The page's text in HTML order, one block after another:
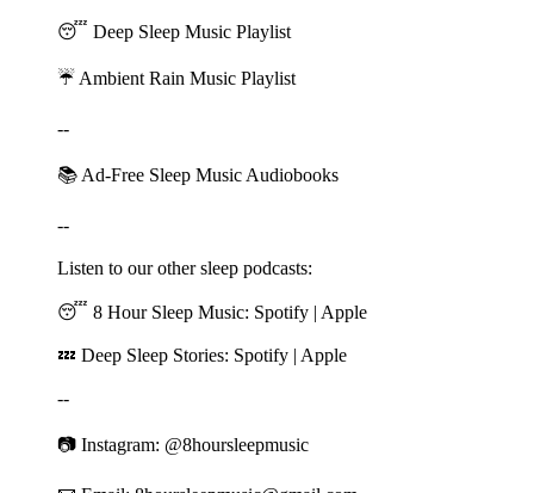
😴 ⁠⁠⁠⁠⁠⁠⁠⁠⁠⁠⁠⁠⁠⁠⁠⁠⁠⁠⁠⁠⁠⁠⁠⁠⁠⁠⁠⁠⁠⁠⁠⁠⁠⁠⁠⁠⁠⁠⁠⁠⁠⁠⁠⁠⁠⁠⁠⁠⁠⁠⁠⁠⁠⁠⁠⁠⁠⁠⁠⁠⁠⁠⁠⁠⁠⁠⁠⁠⁠⁠⁠⁠⁠⁠⁠⁠⁠⁠⁠⁠⁠⁠⁠⁠⁠⁠⁠⁠⁠⁠⁠⁠⁠⁠⁠⁠⁠⁠⁠⁠⁠⁠⁠⁠⁠⁠⁠⁠⁠⁠⁠⁠⁠⁠⁠⁠⁠⁠⁠Deep Sleep Music Playlist⁠⁠⁠⁠⁠⁠⁠⁠⁠⁠⁠⁠⁠⁠⁠⁠⁠⁠⁠⁠⁠⁠⁠⁠⁠⁠⁠⁠⁠⁠⁠⁠⁠⁠⁠⁠⁠⁠⁠⁠⁠⁠⁠⁠⁠⁠⁠⁠⁠⁠⁠⁠⁠⁠⁠⁠⁠⁠⁠⁠⁠⁠⁠⁠⁠⁠⁠⁠⁠⁠⁠⁠⁠⁠⁠⁠⁠⁠⁠⁠⁠⁠⁠⁠⁠⁠⁠⁠⁠⁠⁠⁠⁠⁠⁠⁠⁠⁠⁠⁠⁠⁠⁠⁠⁠⁠⁠⁠⁠⁠⁠⁠⁠⁠⁠⁠⁠⁠⁠
☔ ⁠⁠⁠⁠⁠⁠⁠⁠⁠⁠⁠⁠⁠⁠⁠⁠⁠⁠⁠⁠⁠⁠⁠⁠⁠⁠⁠⁠⁠⁠⁠⁠⁠⁠⁠⁠⁠⁠⁠⁠⁠⁠⁠⁠⁠⁠⁠⁠⁠⁠⁠⁠⁠⁠⁠⁠⁠⁠⁠⁠⁠⁠⁠⁠⁠⁠⁠⁠⁠⁠⁠⁠⁠⁠⁠⁠⁠⁠⁠⁠⁠⁠⁠⁠⁠⁠⁠⁠⁠⁠⁠⁠⁠⁠⁠⁠⁠⁠⁠⁠⁠⁠⁠⁠⁠⁠⁠⁠⁠⁠⁠⁠⁠⁠⁠⁠⁠⁠⁠Ambient Rain Music Playlist⁠⁠⁠⁠⁠⁠⁠⁠⁠⁠⁠⁠⁠⁠⁠⁠⁠⁠⁠⁠⁠⁠⁠⁠⁠⁠⁠⁠⁠⁠⁠⁠⁠⁠⁠⁠⁠⁠⁠⁠⁠⁠⁠⁠⁠⁠⁠⁠⁠⁠⁠⁠⁠⁠⁠⁠⁠⁠⁠⁠⁠⁠⁠⁠⁠⁠⁠⁠⁠⁠⁠⁠⁠⁠⁠⁠⁠⁠⁠⁠⁠⁠⁠⁠⁠⁠⁠⁠⁠⁠⁠⁠⁠⁠⁠⁠⁠⁠⁠⁠⁠⁠⁠⁠⁠⁠⁠⁠⁠⁠⁠⁠⁠⁠⁠⁠⁠⁠⁠
--
📚 ⁠⁠⁠⁠⁠⁠⁠⁠⁠⁠⁠⁠⁠⁠⁠⁠⁠⁠⁠⁠⁠⁠⁠⁠⁠Ad-Free Sleep Music Audiobooks⁠⁠⁠⁠⁠⁠⁠⁠⁠⁠⁠⁠⁠⁠⁠⁠⁠⁠⁠⁠⁠⁠⁠
--
Listen to our other sleep podcasts:
😴 8 Hour Sleep Music: ⁠⁠⁠⁠⁠⁠⁠⁠⁠⁠⁠⁠⁠⁠⁠⁠⁠⁠⁠⁠⁠⁠⁠⁠⁠⁠⁠⁠⁠⁠⁠⁠⁠⁠⁠⁠⁠⁠⁠⁠⁠⁠⁠⁠⁠⁠⁠⁠⁠⁠⁠⁠⁠⁠⁠⁠⁠⁠⁠⁠⁠⁠⁠⁠⁠⁠⁠⁠⁠⁠⁠⁠⁠⁠⁠⁠⁠⁠⁠⁠⁠⁠⁠⁠⁠⁠⁠⁠⁠⁠⁠⁠⁠⁠⁠⁠⁠⁠⁠⁠⁠⁠⁠⁠⁠⁠⁠⁠⁠⁠⁠⁠⁠⁠⁠⁠⁠⁠⁠⁠⁠⁠⁠⁠⁠⁠⁠⁠⁠Spotify⁠⁠⁠⁠⁠⁠⁠⁠⁠⁠⁠⁠⁠⁠⁠⁠⁠⁠⁠⁠⁠⁠⁠⁠⁠⁠⁠⁠⁠⁠⁠⁠⁠⁠⁠⁠⁠⁠⁠⁠⁠⁠⁠⁠⁠⁠⁠⁠⁠⁠⁠⁠⁠⁠⁠⁠⁠⁠⁠⁠⁠⁠⁠⁠⁠⁠⁠⁠⁠⁠⁠⁠⁠⁠⁠⁠⁠⁠⁠⁠⁠⁠⁠⁠⁠⁠⁠⁠⁠⁠⁠⁠⁠⁠⁠⁠⁠⁠⁠⁠⁠⁠⁠⁠⁠⁠⁠⁠⁠⁠⁠⁠⁠⁠⁠⁠⁠⁠⁠⁠⁠⁠⁠⁠⁠⁠⁠⁠⁠ | ⁠⁠⁠⁠⁠⁠⁠⁠⁠⁠⁠⁠⁠⁠⁠⁠⁠⁠⁠⁠⁠⁠⁠⁠⁠⁠⁠⁠⁠⁠⁠⁠⁠⁠⁠⁠⁠⁠⁠⁠⁠⁠⁠⁠⁠⁠⁠⁠⁠⁠⁠⁠⁠⁠⁠⁠⁠⁠⁠⁠⁠⁠⁠⁠⁠⁠⁠⁠⁠⁠⁠⁠⁠⁠⁠⁠⁠⁠⁠⁠⁠⁠⁠⁠⁠⁠⁠⁠⁠⁠⁠⁠⁠⁠⁠⁠⁠⁠⁠⁠⁠⁠⁠⁠⁠⁠⁠⁠⁠⁠⁠⁠⁠⁠⁠⁠⁠⁠⁠⁠⁠⁠⁠⁠⁠⁠⁠⁠⁠Apple⁠⁠⁠⁠⁠⁠⁠⁠⁠⁠⁠⁠⁠⁠⁠⁠⁠⁠⁠⁠⁠⁠⁠⁠⁠⁠⁠⁠⁠⁠⁠⁠⁠⁠⁠⁠⁠⁠⁠⁠⁠⁠⁠⁠⁠⁠⁠⁠⁠⁠⁠⁠⁠⁠⁠⁠⁠⁠⁠⁠⁠⁠⁠⁠⁠⁠⁠⁠⁠⁠⁠⁠⁠⁠⁠⁠⁠⁠⁠⁠⁠⁠⁠⁠⁠⁠⁠⁠⁠⁠⁠⁠⁠⁠⁠⁠⁠⁠⁠⁠⁠⁠⁠⁠⁠⁠⁠⁠⁠⁠⁠⁠⁠⁠⁠⁠⁠⁠⁠⁠⁠⁠⁠
💤 Deep Sleep Stories: ⁠⁠⁠⁠⁠⁠⁠⁠⁠⁠⁠⁠⁠⁠⁠⁠⁠⁠⁠⁠⁠⁠⁠⁠⁠⁠⁠⁠⁠⁠⁠⁠⁠⁠⁠⁠⁠⁠⁠⁠⁠⁠⁠⁠⁠⁠⁠⁠⁠⁠⁠⁠⁠⁠⁠⁠⁠⁠⁠⁠⁠⁠⁠⁠⁠⁠⁠⁠⁠⁠⁠⁠⁠⁠⁠⁠⁠⁠⁠⁠⁠⁠⁠⁠⁠⁠⁠⁠⁠⁠⁠⁠⁠⁠⁠⁠⁠⁠⁠⁠⁠⁠⁠⁠⁠⁠⁠⁠⁠⁠⁠⁠⁠⁠⁠⁠⁠⁠⁠⁠⁠⁠⁠⁠⁠⁠⁠⁠⁠Spotify⁠⁠⁠⁠⁠⁠⁠⁠⁠⁠⁠⁠⁠⁠⁠⁠⁠⁠⁠⁠⁠⁠⁠⁠⁠⁠⁠⁠⁠⁠⁠⁠⁠⁠⁠⁠⁠⁠⁠⁠⁠⁠⁠⁠⁠⁠⁠⁠⁠⁠⁠⁠⁠⁠⁠⁠⁠⁠⁠⁠⁠⁠⁠⁠⁠⁠⁠⁠⁠⁠⁠⁠⁠⁠⁠⁠⁠⁠⁠⁠⁠⁠⁠⁠⁠⁠⁠⁠⁠⁠⁠⁠⁠⁠⁠⁠⁠⁠⁠⁠⁠⁠⁠⁠⁠⁠⁠⁠⁠⁠⁠⁠⁠⁠⁠⁠⁠⁠⁠⁠⁠⁠⁠⁠⁠⁠⁠⁠⁠ | ⁠⁠⁠⁠⁠⁠⁠⁠⁠⁠⁠⁠⁠⁠⁠⁠⁠⁠⁠⁠⁠⁠⁠⁠⁠⁠⁠⁠⁠⁠⁠⁠⁠⁠⁠⁠⁠⁠⁠⁠⁠⁠⁠⁠⁠⁠⁠⁠⁠⁠⁠⁠⁠⁠⁠⁠⁠⁠⁠⁠⁠⁠⁠⁠⁠⁠⁠⁠⁠⁠⁠⁠⁠⁠⁠⁠⁠⁠⁠⁠⁠⁠⁠⁠⁠⁠⁠⁠⁠⁠⁠⁠⁠⁠⁠⁠⁠⁠⁠⁠⁠⁠⁠⁠⁠⁠⁠⁠⁠⁠⁠⁠⁠⁠⁠⁠⁠⁠⁠⁠⁠⁠⁠⁠⁠⁠⁠⁠⁠Apple⁠⁠⁠⁠⁠⁠⁠⁠⁠⁠⁠⁠⁠⁠⁠⁠⁠⁠⁠⁠⁠⁠⁠⁠⁠⁠⁠⁠⁠⁠⁠⁠⁠⁠⁠⁠⁠⁠⁠⁠⁠⁠⁠⁠⁠⁠⁠⁠⁠⁠⁠⁠⁠⁠⁠⁠⁠⁠⁠⁠⁠⁠⁠⁠⁠⁠⁠⁠⁠⁠⁠⁠⁠⁠⁠⁠⁠⁠⁠⁠⁠⁠⁠⁠⁠⁠⁠⁠⁠⁠⁠⁠⁠⁠⁠⁠⁠⁠⁠⁠⁠⁠⁠⁠⁠⁠⁠⁠⁠⁠⁠⁠⁠⁠⁠⁠⁠⁠⁠⁠⁠⁠⁠
--
📷 Instagram: ⁠⁠⁠⁠⁠⁠⁠⁠⁠⁠⁠⁠⁠⁠⁠⁠⁠⁠⁠⁠⁠⁠⁠⁠⁠⁠⁠⁠⁠⁠⁠⁠⁠⁠⁠⁠⁠⁠⁠⁠⁠⁠⁠⁠⁠⁠⁠⁠⁠⁠⁠⁠⁠⁠⁠⁠⁠⁠⁠⁠⁠⁠⁠⁠⁠⁠⁠⁠⁠⁠⁠⁠⁠⁠⁠⁠⁠⁠⁠⁠⁠⁠⁠⁠⁠⁠⁠⁠⁠⁠⁠⁠⁠⁠⁠⁠⁠⁠⁠⁠⁠⁠⁠⁠⁠⁠⁠⁠⁠⁠⁠⁠⁠⁠⁠⁠⁠⁠⁠⁠⁠⁠⁠⁠⁠⁠⁠⁠⁠⁠⁠@8hoursleepmusic⁠⁠⁠⁠⁠⁠⁠⁠⁠⁠⁠⁠⁠⁠⁠⁠⁠⁠⁠⁠⁠⁠⁠⁠⁠⁠⁠⁠⁠⁠⁠⁠⁠⁠⁠⁠⁠⁠⁠⁠⁠⁠⁠⁠⁠⁠⁠⁠⁠⁠⁠⁠⁠⁠⁠⁠⁠⁠⁠⁠⁠⁠⁠⁠⁠⁠⁠⁠⁠⁠⁠⁠⁠⁠⁠⁠⁠⁠⁠⁠⁠⁠⁠⁠⁠⁠⁠⁠⁠⁠⁠⁠⁠⁠⁠⁠⁠⁠⁠⁠⁠⁠⁠⁠⁠⁠⁠⁠⁠⁠⁠⁠⁠⁠⁠⁠⁠⁠⁠⁠⁠⁠⁠⁠⁠⁠⁠⁠⁠⁠⁠